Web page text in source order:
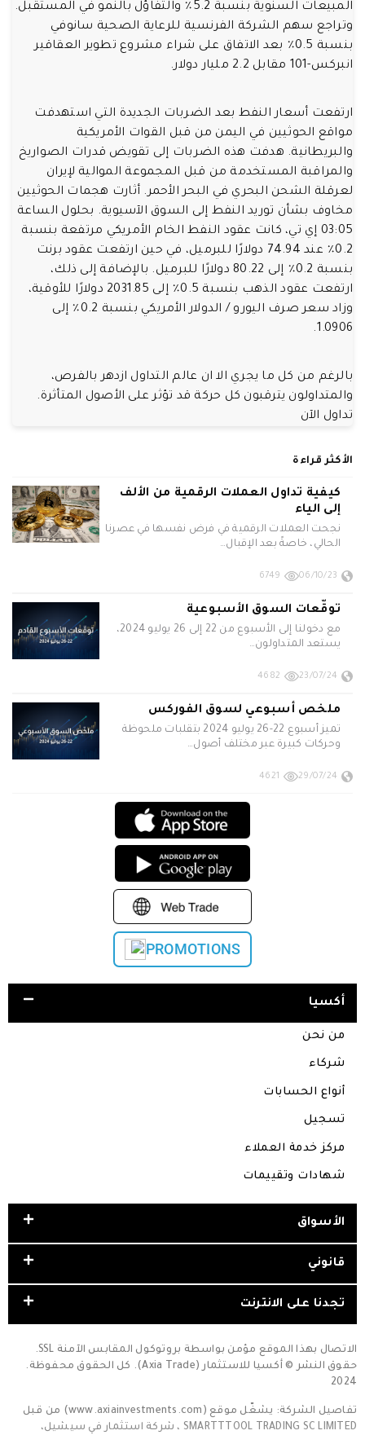
المبيعات السنوية بنسبة 5.2٪ والتفاؤل بالنمو في المستقبل.
وتراجع سهم الشركة الفرنسية للرعاية الصحية سانوفي
بنسبة 0.5٪ بعد الاتفاق على شراء مشروع تطوير العقاقير
انبركس-101 مقابل 2.2 مليار دولار.
ارتفعت أسعار النفط بعد الضربات الجديدة التي استهدفت
مواقع الحوثيين في اليمن من قبل القوات الأمريكية
والبريطانية. هدفت هذه الضربات إلى تقويض قدرات الصواريخ
والمراقبة المستخدمة من قبل المجموعة الموالية لإيران
لعرقلة الشحن البحري في البحر الأحمر. أثارت هجمات الحوثيين
مخاوف بشأن توريد النفط إلى السوق الآسيوية. بحلول الساعة
03:05 إي تي، كانت عقود النفط الخام الأمريكي مرتفعة بنسبة
0.2٪ عند 74.94 دولارًا للبرميل، في حين ارتفعت عقود برنت
بنسبة 0.2٪ إلى 80.22 دولارًا للبرميل. بالإضافة إلى ذلك،
ارتفعت عقود الذهب بنسبة 0.5٪ إلى 2031.85 دولارًا للأوقية،
وزاد سعر صرف اليورو / الدولار الأمريكي بنسبة 0.2٪ إلى
1.0906.
بالرغم من كل ما يجري الا ان عالم التداول ازدهر بالفرص،
والمتداولون يترقبون كل حركة قد تؤثر على الأصول المتأثرة.
تداول الآن
الأكثر قراءة
كيفية تداول العملات الرقمية من الألف
إلى الياء
نجحت العملات الرقمية في فرض نفسها في عصرنا
الحالي، خاصةً بعد الإقبال…
06/10/23
6749
توقّعات السوق الأسبوعية
مع دخولنا إلى الأسبوع من 22 إلى 26 يوليو 2024،
يستعد المتداولون…
23/07/24
4682
ملخص أسبوعي لسوق الفوركس
تميز أسبوع 22-26 يوليو 2024 بتقلبات ملحوظة
وحركات كبيرة عبر مختلف أصول…
29/07/24
4621
PROMOTIONS
أكسيا
من نحن
شركاء
أنواع الحسابات
تسجيل
مركز خدمة العملاء
شهادات وتقييمات
الأسواق
قانوني
تجدنا على الانترنت
الاتصال بهذا الموقع مؤمن بواسطة بروتوكول المقابس الآمنة SSL.
حقوق النشر © أكسيا للاستثمار (Axia Trade). كل الحقوق محفوظة.
2024
تفاصيل الشركة: يشغّل موقع (www.axiainvestments.com) من قبل
SMARTTTOOL TRADING SC LIMITED ، شركة استثمار في سيشيل،